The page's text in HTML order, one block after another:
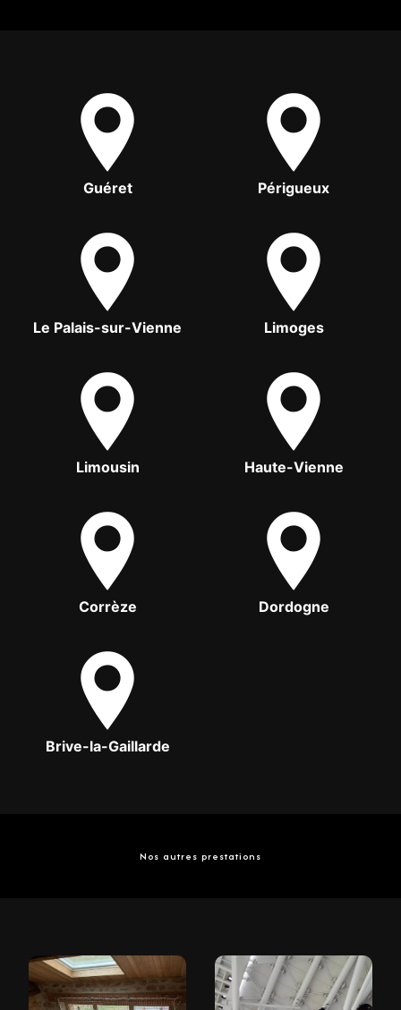
Guéret Périgueux
Le Palais-sur-Vienne Limoges
Limousin Haute-Vienne
Corrèze Dordogne
Brive-la-Gaillarde
Nos autres prestations